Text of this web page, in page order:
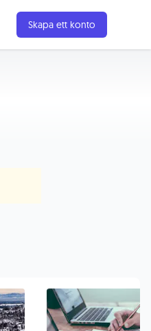
Skapa ett konto